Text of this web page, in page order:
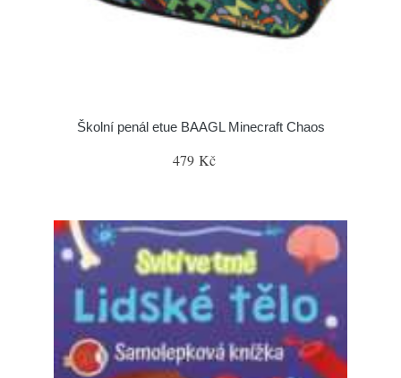
Školní penál etue BAAGL Minecraft Chaos
479 Kč